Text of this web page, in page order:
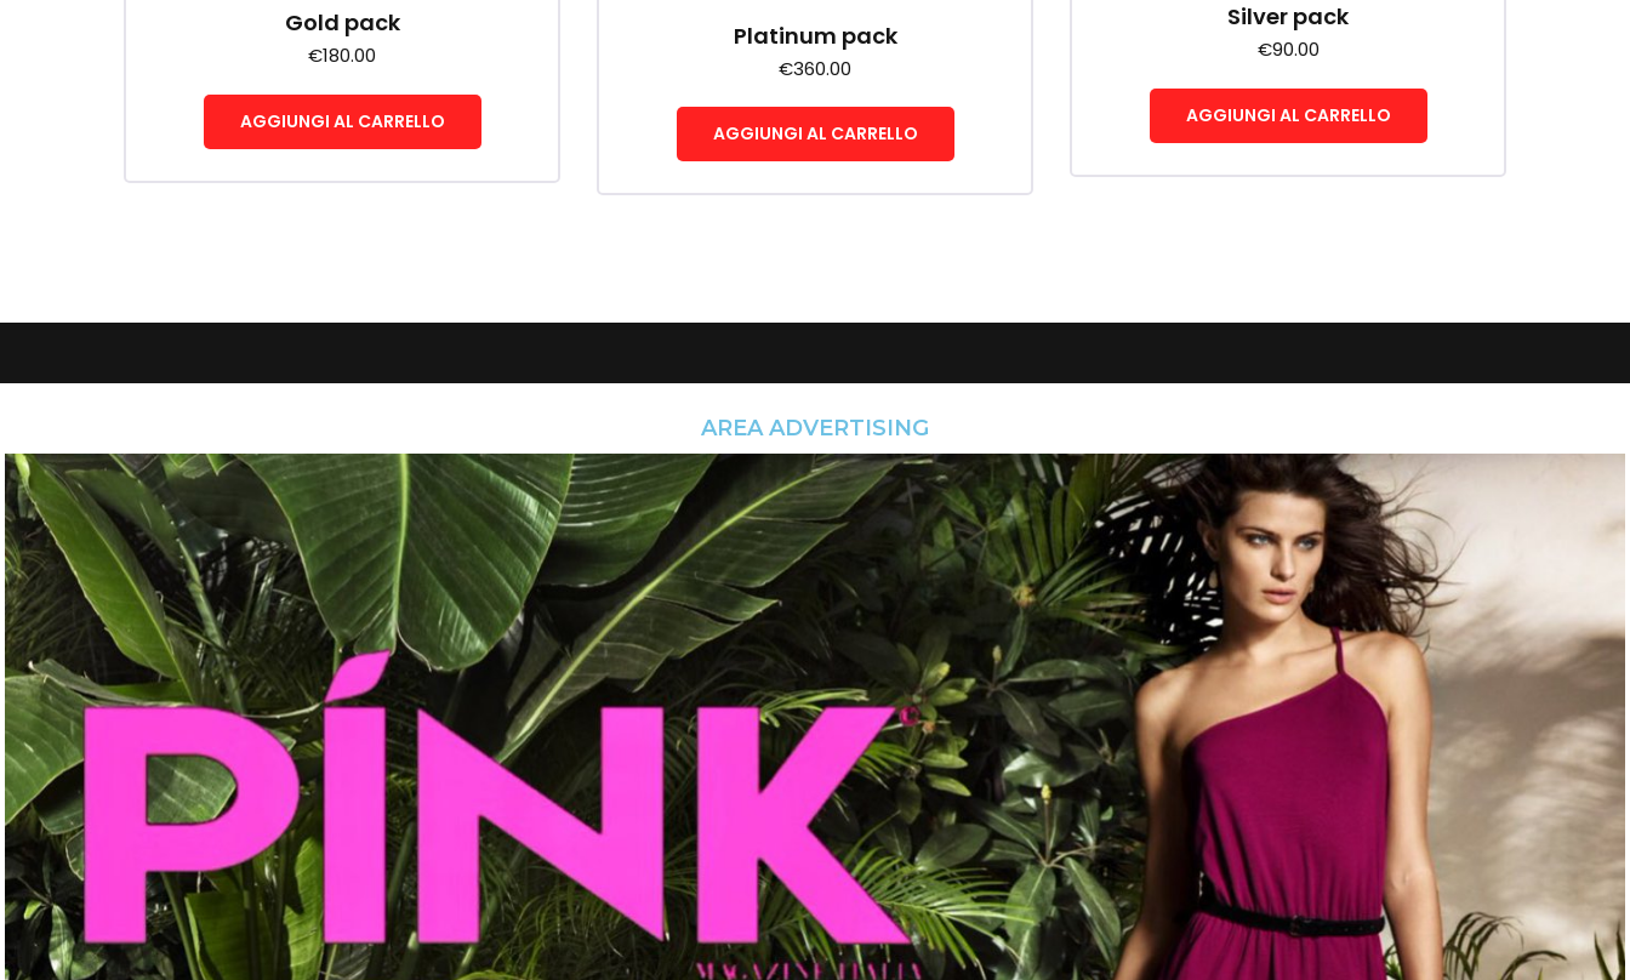
Gold pack
€180.00
AGGIUNGI AL CARRELLO
Platinum pack
€360.00
AGGIUNGI AL CARRELLO
Silver pack
€90.00
AGGIUNGI AL CARRELLO
AREA ADVERTISING